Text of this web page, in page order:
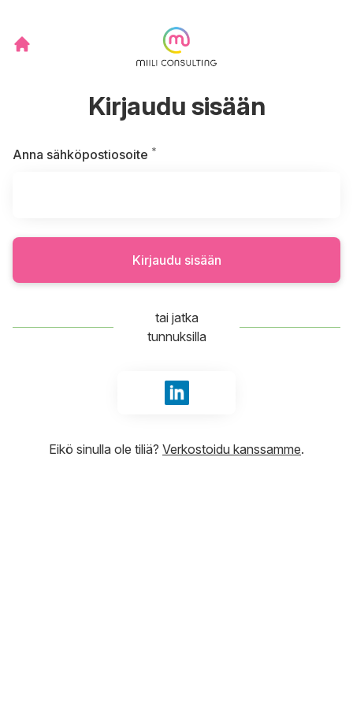
Kirjaudu sisään
Anna sähköpostiosoite *
Kirjaudu sisään
tai jatka
tunnuksilla
Kirjaudu sisään tunnuksilla
Eikö sinulla ole tiliä? Verkostoidu kanssamme.